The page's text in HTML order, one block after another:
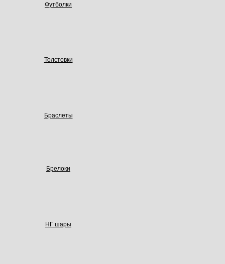
Футболки
Толстовки
Браслеты
Брелоки
НГ шары